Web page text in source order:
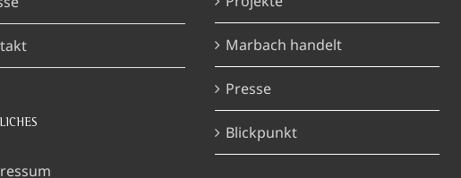
Marbach handelt
Presse
Blickpunkt